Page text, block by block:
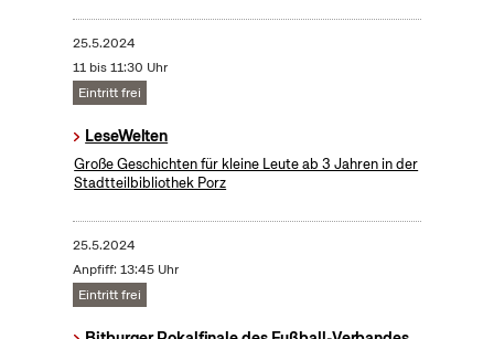
25.5.2024
11 bis 11:30 Uhr
Eintritt frei
LeseWelten
Große Geschichten für kleine Leute ab 3 Jahren in der
Stadtteilbibliothek Porz
25.5.2024
Anpfiff: 13:45 Uhr
Eintritt frei